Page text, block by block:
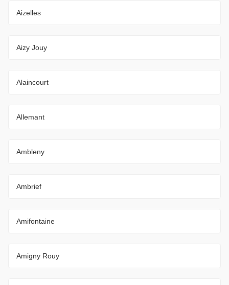
Aizelles
Aizy Jouy
Alaincourt
Allemant
Ambleny
Ambrief
Amifontaine
Amigny Rouy